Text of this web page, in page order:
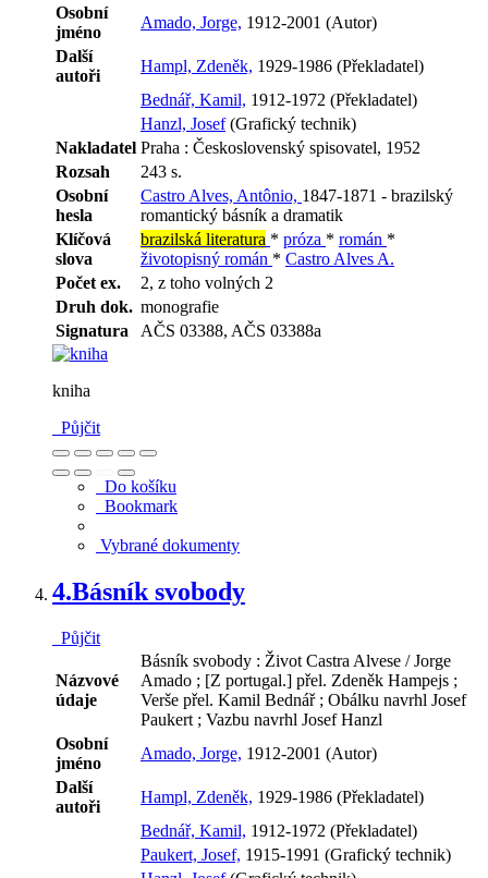
Osobní
jméno
Amado, Jorge, 1912-2001 (Autor)
Další
autoři
Hampl, Zdeněk, 1929-1986 (Překladatel)
Bednář, Kamil, 1912-1972 (Překladatel)
Hanzl, Josef(Grafický technik)
Nakladatel Praha : Československý spisovatel, 1952
Rozsah
243 s.
Osobní
hesla
Castro Alves, Antônio, 1847-1871 - brazilský
romantický básník a dramatik
Klíčová
slova
brazilská literatura * próza * román *
životopisný román * Castro Alves A.
Počet ex.
2, z toho volných 2
Druh dok. monografie
Signatura
AČS 03388, AČS 03388a
kniha
Půjčit
Do košíku
Bookmark
Vybrané dokumenty
4.Básník svobody
Půjčit
Názvové
údaje
Básník svobody : Život Castra Alvese / Jorge
Amado ; [Z portugal.] přel. Zdeněk Hampejs ;
Verše přel. Kamil Bednář ; Obálku navrhl Josef
Paukert ; Vazbu navrhl Josef Hanzl
Osobní
jméno
Amado, Jorge, 1912-2001 (Autor)
Další
autoři
Hampl, Zdeněk, 1929-1986 (Překladatel)
Bednář, Kamil, 1912-1972 (Překladatel)
Paukert, Josef, 1915-1991 (Grafický technik)